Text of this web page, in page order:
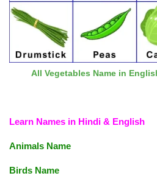
All Vegetables Name in
Learn Names in Hindi & English
Animals Name
Birds Name